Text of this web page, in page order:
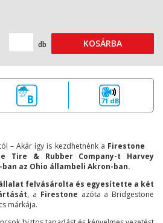
db KOSÁRBA
B 71 dB
– Akár így is kezdhetnénk a Firestone
Tire & Rubber Company-t Harvey
az Ohio állambeli Akron-ban.
felvásárolta és egyesítette a két
, a Firestone azóta a Bridgestone
márkája.